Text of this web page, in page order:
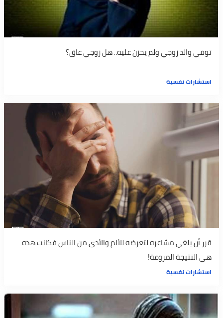
توفي والد زوجي ولم يحزن عليه.. هل زوجي عاق؟
استشارات نفسية
قرر أن يلغي مشاعره لتعرضه للألم والأذى من الناس فكانت هذه
هي النتيجة المروعة!
استشارات نفسية